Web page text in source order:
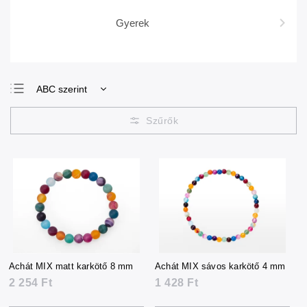
Gyerek
ABC szerint
Legolcsóbb elöl
Legdrágább
Achát MIX matt karkötő 8 mm
2 254 Ft
Achát MIX sávos karkötő 4 mm
1 428 Ft